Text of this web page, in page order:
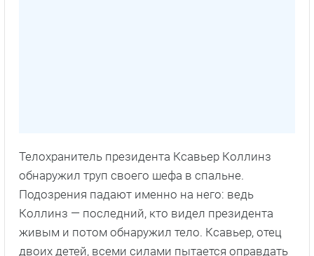
Телохранитель президента Ксавьер Коллинз
обнаружил труп своего шефа в спальне.
Подозрения падают именно на него: ведь
Коллинз — последний, кто видел президента
живым и потом обнаружил тело. Ксавьер, отец
двоих детей, всеми силами пытается оправдать